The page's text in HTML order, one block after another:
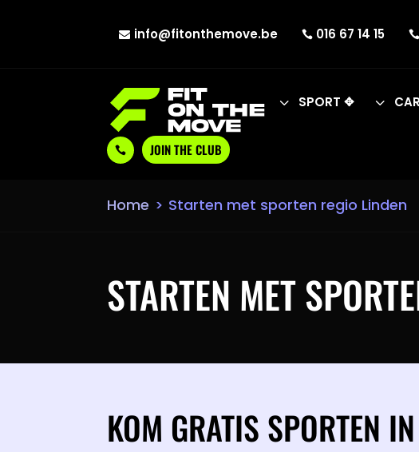
 info@fitonthemove.be  016 67 14 15 
3 SPORT ✥ 3
 JOIN THE CLUB
Home > Starten met sporten regio Linden
STARTEN MET
KOM GRATIS SPORTEN